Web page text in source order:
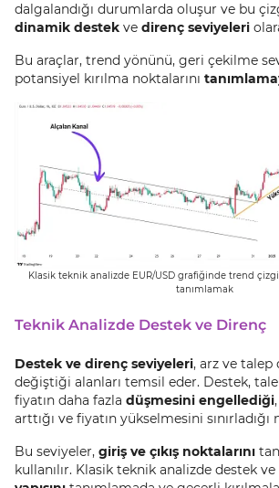
dalgalandığı durumlarda oluşur ve bu
dinamik destek ve direnç seviyeleri
Bu araçlar, trend yönünü, geri çekilme
potansiyel kırılma noktalarını
Klasik teknik analizde EUR/USD grafiğinde trend
tanımlamak
Teknik Analizde Destek ve Direnç
Destek ve direnç seviyeleri, arz ve
değiştiği alanları temsil eder. Destek,
fiyatın daha fazla düşmesini engellediği
arttığı ve fiyatın yükselmesini sınırladığı
Bu seviyeler, giriş ve çıkış noktalarını
kullanılır. Klasik teknik analizde destek